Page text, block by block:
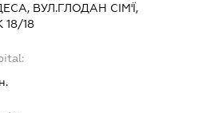
ВУЛ.ГЛОДАН СІМ'Ї,
18